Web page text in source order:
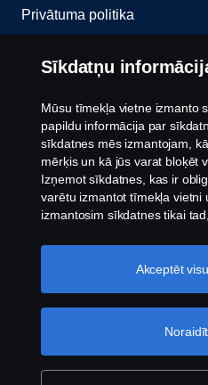
Privātuma politika
Sazinies ar mums
Trauksmes celšana
Sīkfailu politika
Sīkdatņu iestatījumi
© Autortiesības Scania 2026.
aizsargātas. Scania Latvia,
Latvija, Tel: +371 6 7066600.
Sīkdatņu
Mūsu tīmekļa vietne izmanto
papildu informācija par
sīkdatnes mēs izmantojam,
mērķis un kā jūs varat bloķēt
Izņemot sīkdatnes, kas ir
varētu izmantot tīmekļa vietni
izmantosim sīkdatnes tikai
Akceptēt